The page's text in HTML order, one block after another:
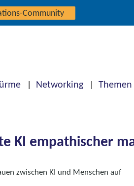
Community
Networking Themen
KI empathischer
zwischen KI und Menschen auf